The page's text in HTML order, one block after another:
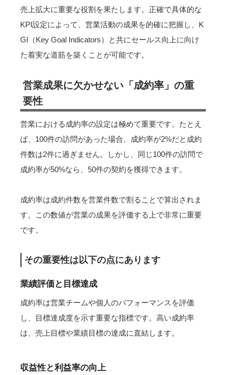
売上拡大に重要な役割を果たします。正確で具体的な
KPI設定によって、営業活動の成果を的確に把握し、K
GI（Key Goal Indicators）と共にセールス向上に向け
た着実な道筋を築くことが可能です。
営業成果に欠かせない「成約率」の重
要性
営業における成約率の設定は極めて重要です。たとえ
ば、100件の訪問があった場合、成約率が2%だと成約
件数は2件に過ぎません。しかし、同じ100件の訪問で
成約率が50%なら、50件の契約を獲得できます。
成約率は成約件数を営業件数で割ることで算出されま
す。この数値が営業の成果を評価する上で非常に重要
です。
その重要性は以下の点にあります
業績評価と目標達成
成約率は営業チームや個人のパフォーマンスを評価
し、目標達成度を示す重要な指標です。高い成約率
は、売上目標や業績目標の達成に直結します。
収益性と利益率の向上